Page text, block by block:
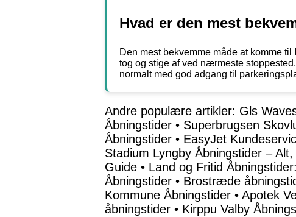
Hvad er den mest
Den mest bekvemme måde at komme
tog og stige af ved nærmeste
normalt med god adgang til
Andre populære artikler: Gls
Åbningstider • Superbrugsen
Åbningstider • EasyJet
Stadium Lyngby Åbningstider –
Guide • Land og Fritid
Åbningstider • Brostræde
Kommune Åbningstider • Apotek
åbningstider • Kirppu Valby